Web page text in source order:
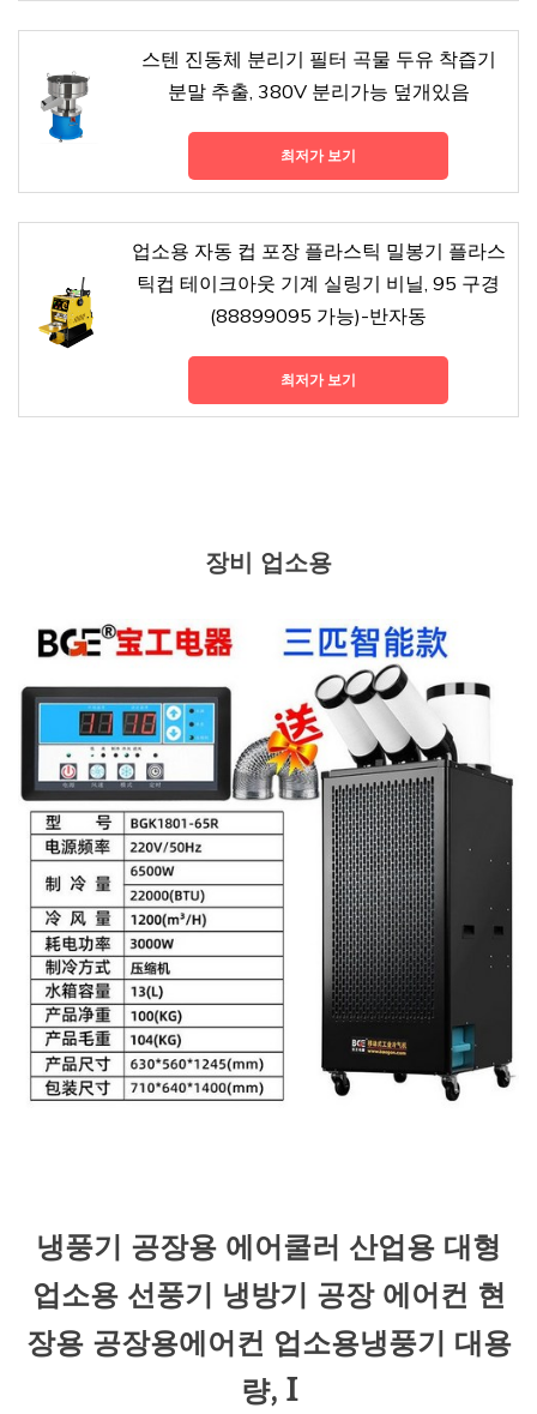
스텐 진동체 분리기 필터 곡물 두유 착즙기
분말 추출, 380V 분리가능 덮개있음
최저가 보기
업소용 자동 컵 포장 플라스틱 밀봉기 플라스
틱컵 테이크아웃 기계 실링기 비닐, 95 구경
(88899095 가능)-반자동
최저가 보기
장비 업소용
냉풍기 공장용 에어쿨러 산업용 대형
업소용 선풍기 냉방기 공장 에어컨 현
장용 공장용에어컨 업소용냉풍기 대용
량, I